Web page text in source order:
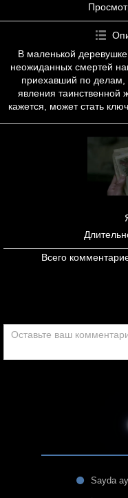
В маленькой
неожиданных смертей
приехавший по делам,
явления таинственной
кажется, может стать
Всего
Sayda